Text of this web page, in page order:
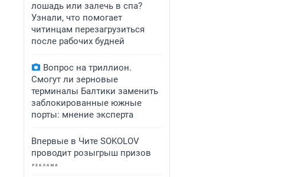
лошадь или залечь в спа?
Узнали, что помогает
читинцам перезагрузиться
после рабочих будней
Вопрос на триллион.
Смогут ли зерновые
терминалы Балтики заменить
заблокированные южные
порты: мнение эксперта
Впервые в Чите SOKOLOV
проводит розыгрыш призов